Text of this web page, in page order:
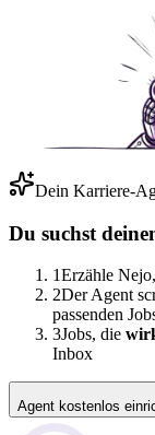
Dein Karriere-
Du suchst
1Erzähle
2Der Agent
passenden
3Jobs, die
Inbox
Agent kostenlos